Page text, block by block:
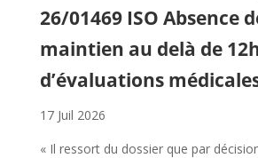
26/01469 ISO Absence
maintien au delà de
d’évaluations
17 Juil 2026
« Il ressort du dossier que par